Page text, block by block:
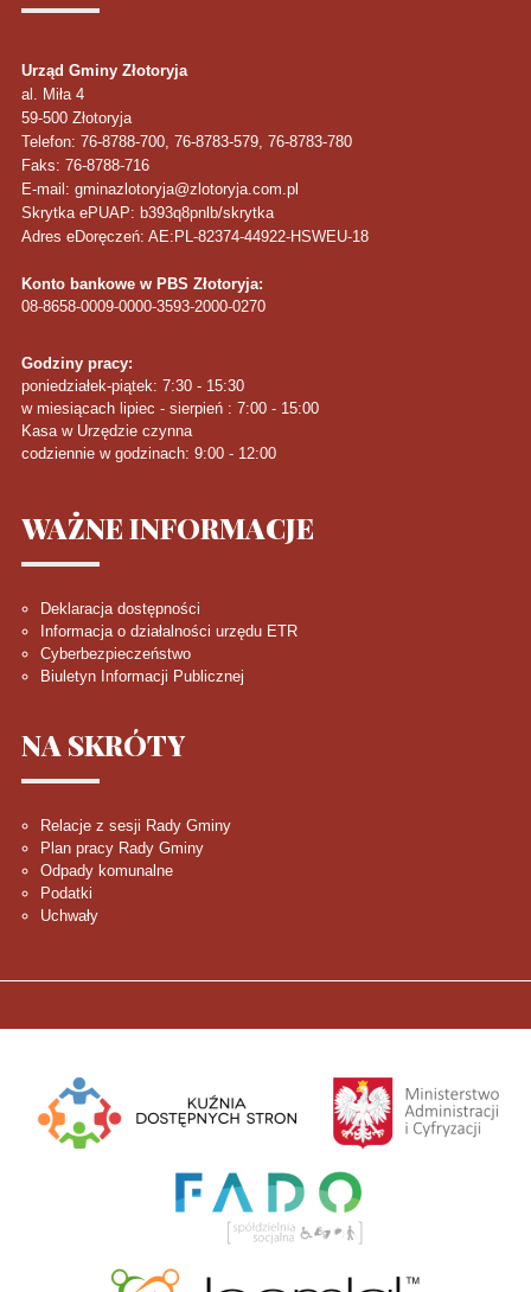
Urząd Gminy Złotoryja
al. Miła 4
59-500 Złotoryja
Telefon: 76-8788-700, 76-8783-579, 76-8783-780
Faks: 76-8788-716
E-mail: gminazlotoryja@zlotoryja.com.pl
Skrytka ePUAP: b393q8pnlb/skrytka
Adres eDoręczeń: AE:PL-82374-44922-HSWEU-18
Konto bankowe w PBS Złotoryja:
08-8658-0009-0000-3593-2000-0270
Godziny pracy:
poniedziałek-piątek: 7:30 - 15:30
w miesiącach lipiec - sierpień : 7:00 - 15:00
Kasa w Urzędzie czynna
codziennie w godzinach: 9:00 - 12:00
WAŻNEINFORMACJE
Deklaracja dostępności
Informacja o działalności urzędu ETR
Cyberbezpieczeństwo
Biuletyn Informacji Publicznej
NA SKRÓTY
Relacje z sesji Rady Gminy
Plan pracy Rady Gminy
Odpady komunalne
Podatki
Uchwały